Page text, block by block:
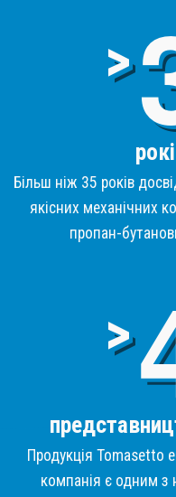
>
Більш ніж 35 років
якісних механічних
пропан-
>
Продукція Tomasetto
компанія є одним з